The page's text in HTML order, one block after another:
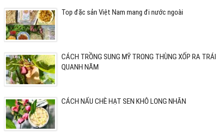
Top đặc sản Việt Nam mang đi nước ngoài
CÁCH TRỒNG SUNG MỸ TRONG THÙNG XỐP RA TRÁI
QUANH NĂM
CÁCH NẤU CHÈ HẠT SEN KHÔ LONG NHÃN